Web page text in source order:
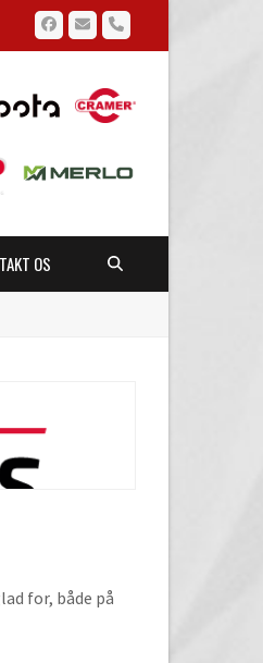
Facebook
EmailPhone
OS
for, både på